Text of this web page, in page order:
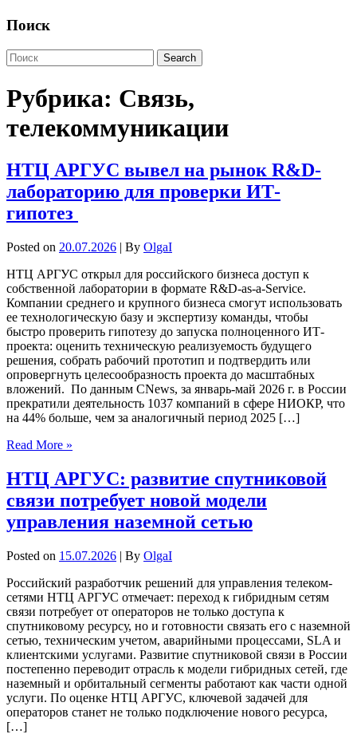
Поиск
Рубрика: Связь,
телекоммуникации
НТЦ АРГУС вывел на рынок R&D-
лабораторию для проверки ИТ-
гипотез
Posted on 20.07.2026 | By OlgaI
НТЦ АРГУС открыл для российского бизнеса доступ к
собственной лаборатории в формате R&D-as-a-Service.
Компании среднего и крупного бизнеса смогут использовать
ее технологическую базу и экспертизу команды, чтобы
быстро проверить гипотезу до запуска полноценного ИТ-
проекта: оценить техническую реализуемость будущего
решения, собрать рабочий прототип и подтвердить или
опровергнуть целесообразность проекта до масштабных
вложений. По данным CNews, за январь-май 2026 г. в России
прекратили деятельность 1037 компаний в сфере НИОКР, что
на 44% больше, чем за аналогичный период 2025 […]
Read More »
НТЦ АРГУС: развитие спутниковой
связи потребует новой модели
управления наземной сетью
Posted on 15.07.2026 | By OlgaI
Российский разработчик решений для управления телеком-
сетями НТЦ АРГУС отмечает: переход к гибридным сетям
связи потребует от операторов не только доступа к
спутниковому ресурсу, но и готовности связать его с наземной
сетью, техническим учетом, аварийными процессами, SLA и
клиентскими услугами. Развитие спутниковой связи в России
постепенно переводит отрасль к модели гибридных сетей, где
наземный и орбитальный сегменты работают как части одной
услуги. По оценке НТЦ АРГУС, ключевой задачей для
операторов станет не только подключение нового ресурса,
[…]